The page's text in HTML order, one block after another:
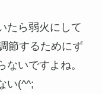
たら弱火にして
節するためにず
いですよね。
い(^^;